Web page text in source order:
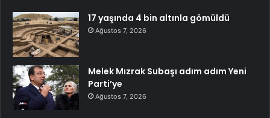
17 yaşında 4 bin altınla gömüldü
Ağustos 7, 2026
Melek Mızrak Subaşı adım adım Yeni
Parti’ye
Ağustos 7, 2026